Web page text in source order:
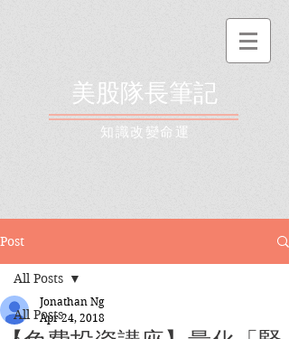
美股隊長筆記
​知識改變命運
Post
All Posts
All Posts
Jonathan Ng
Apr 24, 2018